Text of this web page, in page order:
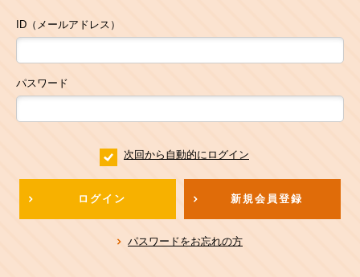
ID（メールアドレス）
パスワード
次回から自動的にログイン
ログイン 新規会員登録
パスワードをお忘れの方